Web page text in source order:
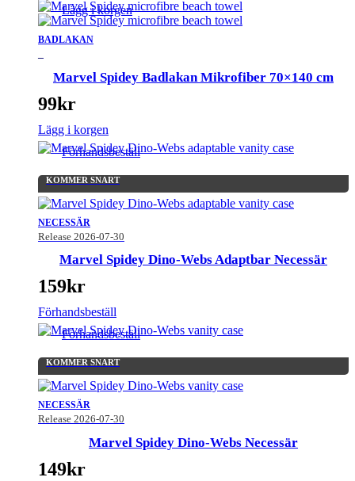
BADLAKAN
Lägg i korgen
Marvel Spidey Badlakan Mikrofiber 70×140 cm
99kr
Lägg i korgen
KOMMER SNART
NECESSÄR
Release 2026-07-30
Förhandsbeställ
Marvel Spidey Dino-Webs Adaptbar Necessär
159kr
Förhandsbeställ
KOMMER SNART
NECESSÄR
Release 2026-07-30
Förhandsbeställ
Marvel Spidey Dino-Webs Necessär
149kr